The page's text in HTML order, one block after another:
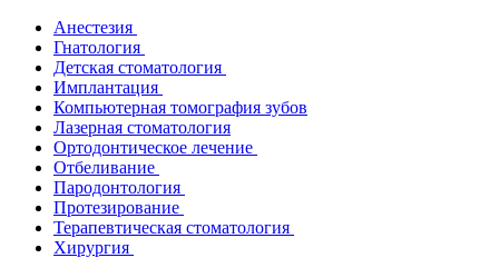
Анестезия
Гнатология
Детская стоматология
Имплантация
Компьютерная томография зубов
Лазерная стоматология
Ортодонтическое лечение
Отбеливание
Пародонтология
Протезирование
Терапевтическая стоматология
Хирургия